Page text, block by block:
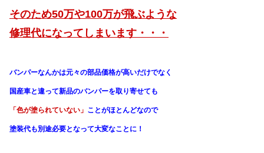
そのため50万や100万が飛ぶような
修理代になってしまいます・・・
バンパーなんかは元々の部品価格が高いだけでなく
国産車と違って新品のバンパーを取り寄せても
「色が塗られていない」 ことがほとんどなので
塗装代も別途必要となって大変なことに！